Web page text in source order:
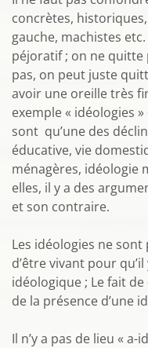
concrètes,
gauche, machistes
péjoratif ; on ne quitte
pas, on peut juste
avoir une oreille très
exemple « idéologies
sont qu’une des
éducative, vie
ménagères, idéologie
elles, il y a des
et son contraire.
Les idéologies ne sont
d’être vivant pour
idéologique ; Le fait de
de la présence d’une
Il n’y a pas de lieu «